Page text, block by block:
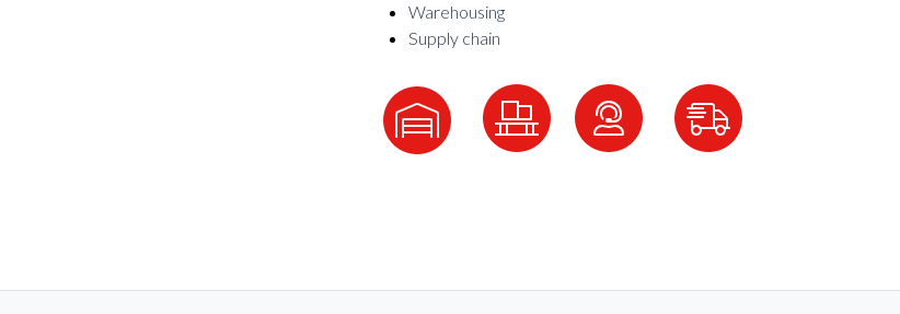
Warehousing
Supply chain